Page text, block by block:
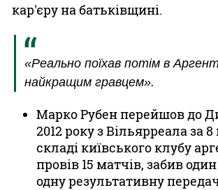
кар'єру на батьківщині.
«Реально поїхав потім в
найкращим гравцем».
Марко Рубен перейшов до
2012 року з Вільярреала за
складі київського клубу
провів 15 матчів, забив один
одну результативну